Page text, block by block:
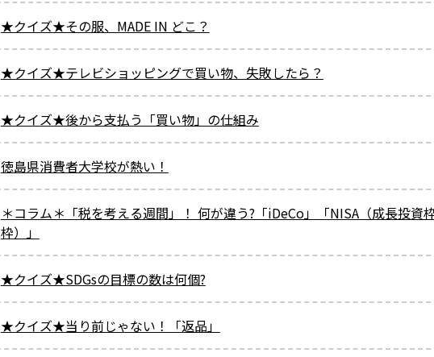
★クイズ★その服、MADE IN どこ？
★クイズ★テレビショッピングで買い物、失敗したら？
★クイズ★後から支払う「買い物」の仕組み
徳島県消費者大学校が熱い！
＊コラム＊「税を考える週間」！ 何が違う?「iDeCo」「NISA（成長投資
枠）」
★クイズ★SDGsの目標の数は何個?
★クイズ★当り前じゃない！「返品」